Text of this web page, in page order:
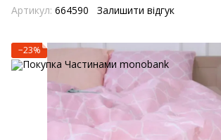
Артикул: 664590 Залишити відгук
−23%